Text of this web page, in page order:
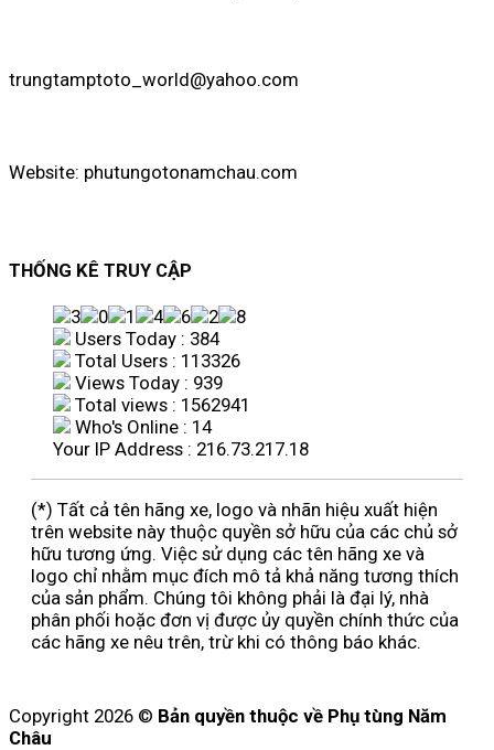
trungtamptoto_world@yahoo.com
Website: phutungotonamchau.com
THỐNG KÊ TRUY CẬP
Users Today : 384
Total Users : 113326
Views Today : 939
Total views : 1562941
Who's Online : 14
Your IP Address : 216.73.217.18
(*) Tất cả tên hãng xe, logo và nhãn hiệu xuất hiện
trên website này thuộc quyền sở hữu của các chủ sở
hữu tương ứng. Việc sử dụng các tên hãng xe và
logo chỉ nhằm mục đích mô tả khả năng tương thích
của sản phẩm. Chúng tôi không phải là đại lý, nhà
phân phối hoặc đơn vị được ủy quyền chính thức của
các hãng xe nêu trên, trừ khi có thông báo khác.
Copyright 2026 © Bản quyền thuộc về Phụ tùng Năm
Châu